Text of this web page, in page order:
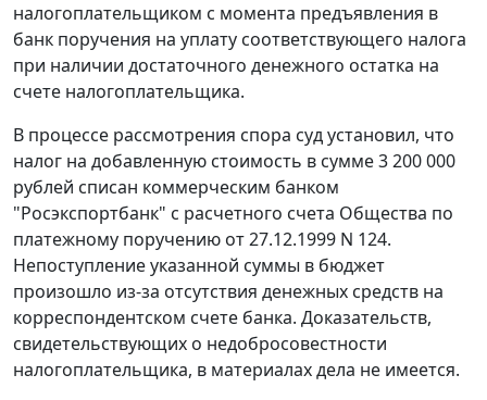
налогоплательщиком с момента предъявления в
банк поручения на уплату соответствующего налога
при наличии достаточного денежного остатка на
счете налогоплательщика.
В процессе рассмотрения спора суд установил, что
налог на добавленную стоимость в сумме 3 200 000
рублей списан коммерческим банком
"Росэкспортбанк" с расчетного счета Общества по
платежному поручению от 27.12.1999 N 124.
Непоступление указанной суммы в бюджет
произошло из-за отсутствия денежных средств на
корреспондентском счете банка. Доказательств,
свидетельствующих о недобросовестности
налогоплательщика, в материалах дела не имеется.